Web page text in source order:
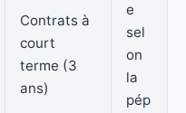
Contrats à
court
terme (3
ans)
e
sel
on
la
pép